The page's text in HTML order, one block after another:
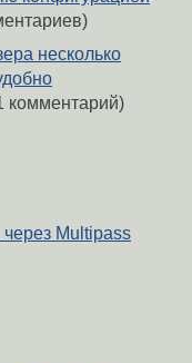
несколько
комментарий)
Multipass